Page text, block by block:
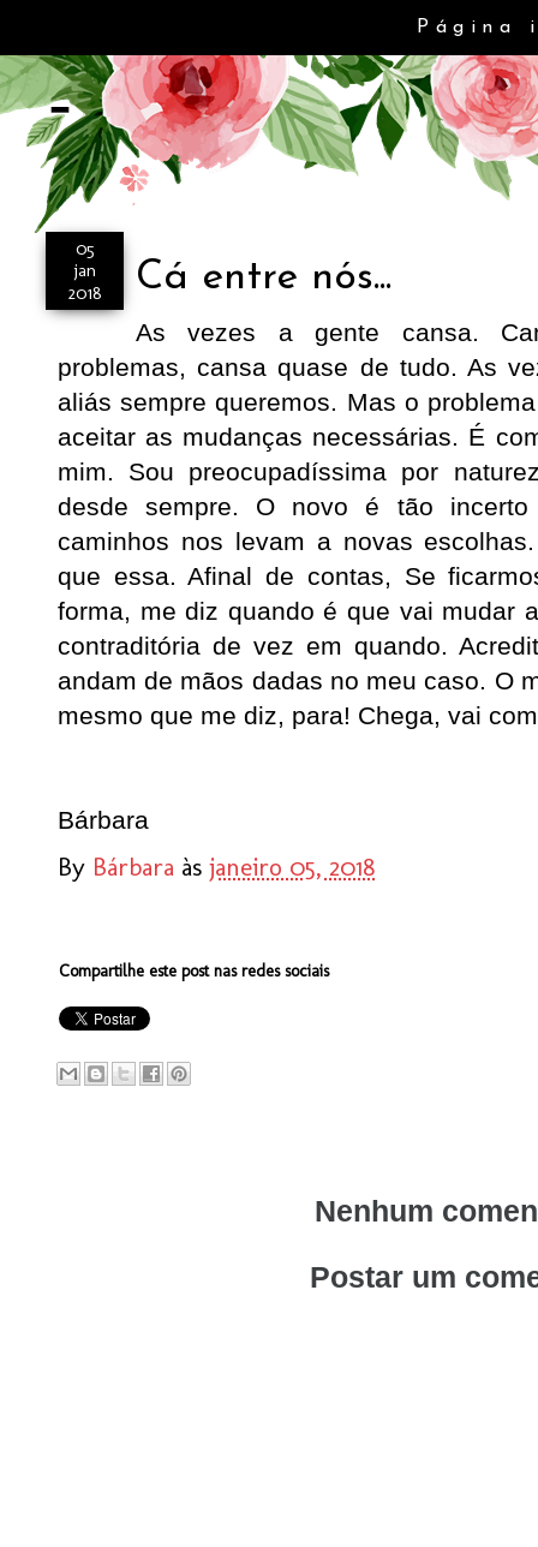
-
05
jan
2018
Cá entre nós...
As vezes a gente cansa.
problemas, cansa quase de tudo. As
aliás sempre queremos. Mas o
aceitar as mudanças necessárias. É
mim. Sou preocupadíssima por
desde sempre. O novo é tão
caminhos nos levam a novas
que essa. Afinal de contas, Se
forma, me diz quando é que vai mudar
contraditória de vez em quando.
andam de mãos dadas no meu caso. O
mesmo que me diz, para! Chega, vai
Bárbara
By Bárbara às janeiro 05, 2018
Compartilhe este post nas redes sociais
Nenhum
Postar um